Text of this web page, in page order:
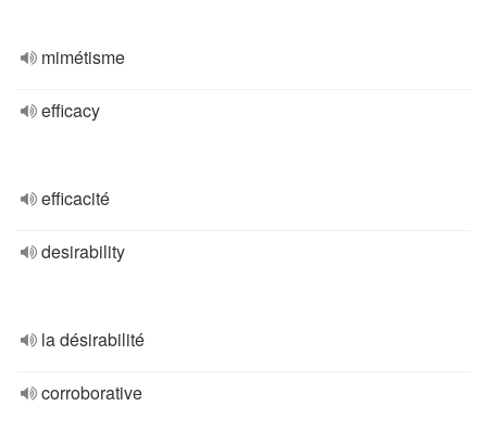
mimétisme
efficacy
efficacité
desirability
la désirabilité
corroborative